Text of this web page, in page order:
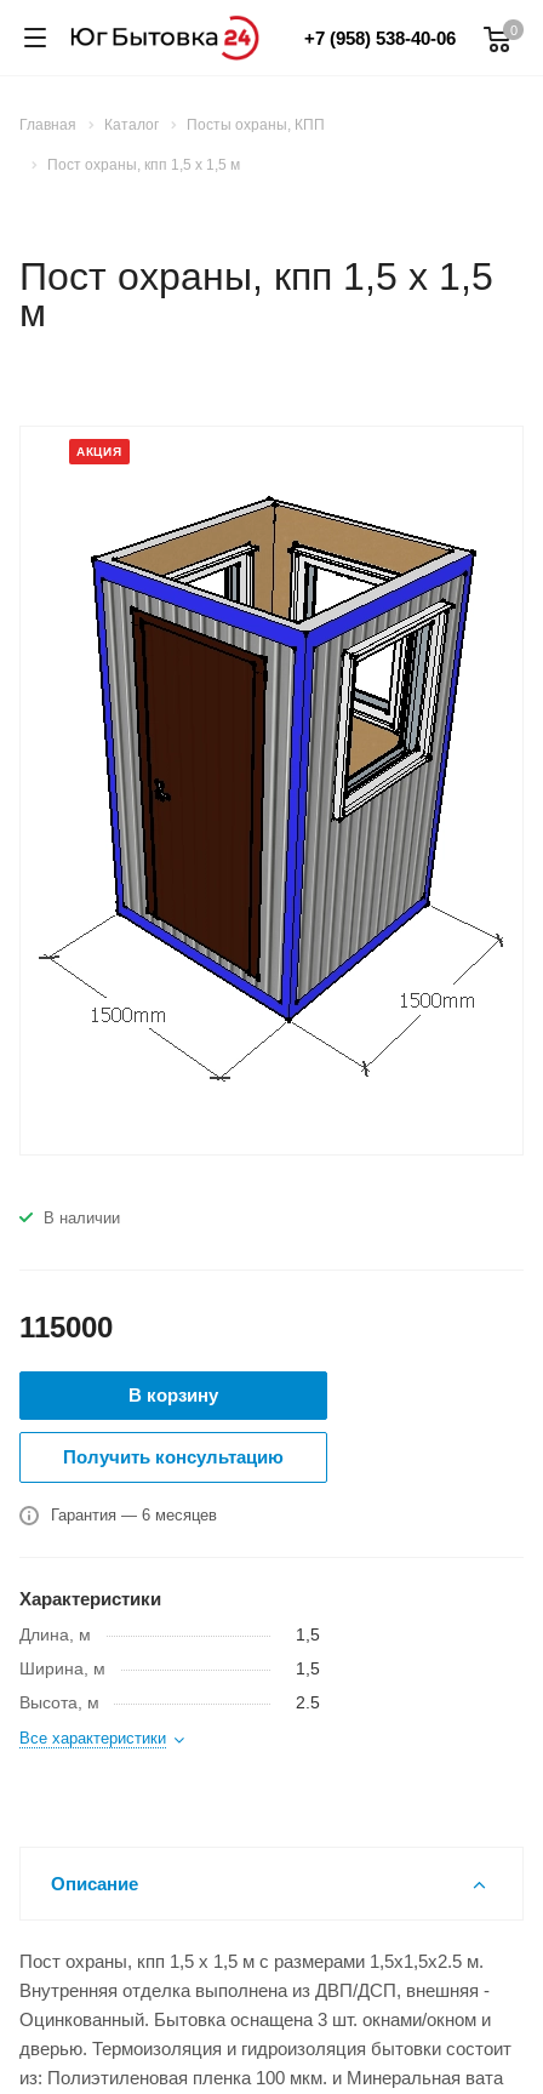
0
+7 (958) 538-40-06
Главная Каталог Посты охраны, КПП
Пост охраны, кпп 1,5 х 1,5 м
Пост охраны, кпп 1,5 х 1,5
м
АКЦИЯ
В наличии
115000
В корзину
Получить консультацию
Гарантия — 6 месяцев
Характеристики
Длина, м
1,5
Ширина, м
1,5
Высота, м
2.5
Все характеристики
Описание
Пост охраны, кпп 1,5 х 1,5 м с размерами 1,5x1,5x2.5 м.
Внутренняя отделка выполнена из ДВП/ДСП, внешняя -
Оцинкованный. Бытовка оснащена 3 шт. окнами/окном и
дверью. Термоизоляция и гидроизоляция бытовки состоит
из: Полиэтиленовая пленка 100 мкм. и Минеральная вата